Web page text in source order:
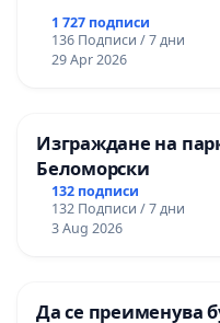
1 727 подписи
136 Подписи / 7 дни
29 Apr 2026
Изграждане на
Беломорски
132 подписи
132 Подписи / 7 дни
3 Aug 2026
Да се преименува